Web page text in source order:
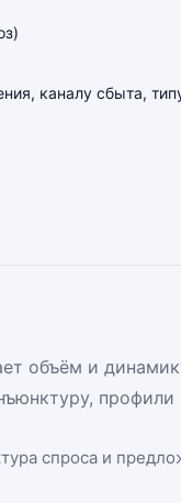
каналу сбыта,
объём и
профили
спроса и